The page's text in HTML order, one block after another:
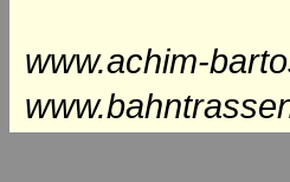
www.achim-